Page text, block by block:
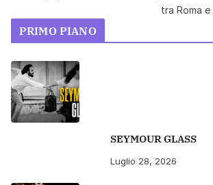
tra Roma e
PRIMO PIANO
SEYMOUR GLASS
Luglio 28, 2026